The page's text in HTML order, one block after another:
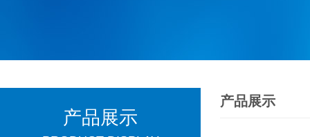
产品展示
产品展示